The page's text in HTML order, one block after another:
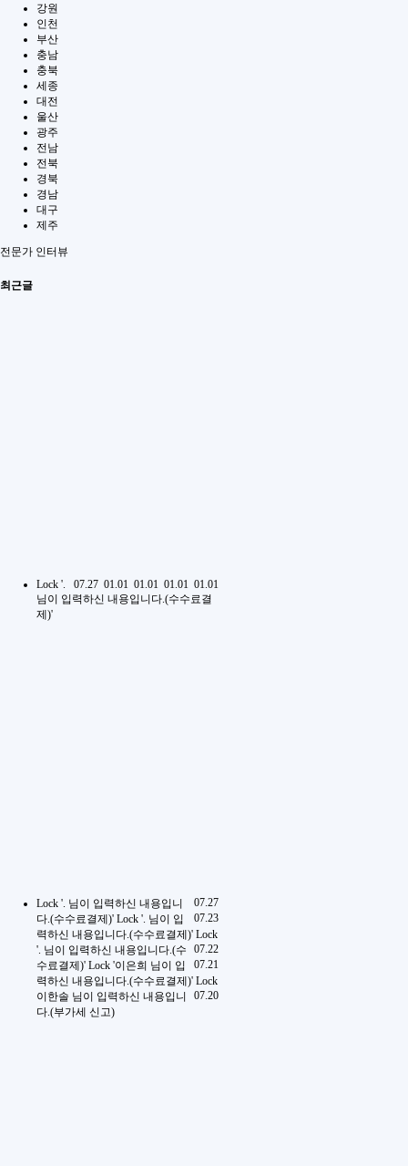
강원
인천
부산
충남
충북
세종
대전
울산
광주
전남
전북
경북
경남
대구
제주
전문가 인터뷰
최근글
01.01
01.01
01.01
01.01
07.27
Lock '.
님이 입력하신 내용입니다.(수수료결
제)'
07.27
Lock '. 님이 입력하신 내용입니
다.(수수료결제)'
07.23
Lock '. 님이 입
력하신 내용입니다.(수수료결제)'
07.22
Lock
'. 님이 입력하신 내용입니다.(수
수료결제)'
07.21
Lock '이은희 님이 입
력하신 내용입니다.(수수료결제)'
07.20
Lock
이한솔 님이 입력하신 내용입니
다.(부가세 신고)